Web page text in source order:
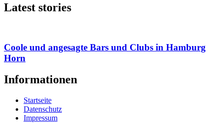
Latest stories
Coole und angesagte Bars und Clubs in Hamburg
Horn
Informationen
Startseite
Datenschutz
Impressum